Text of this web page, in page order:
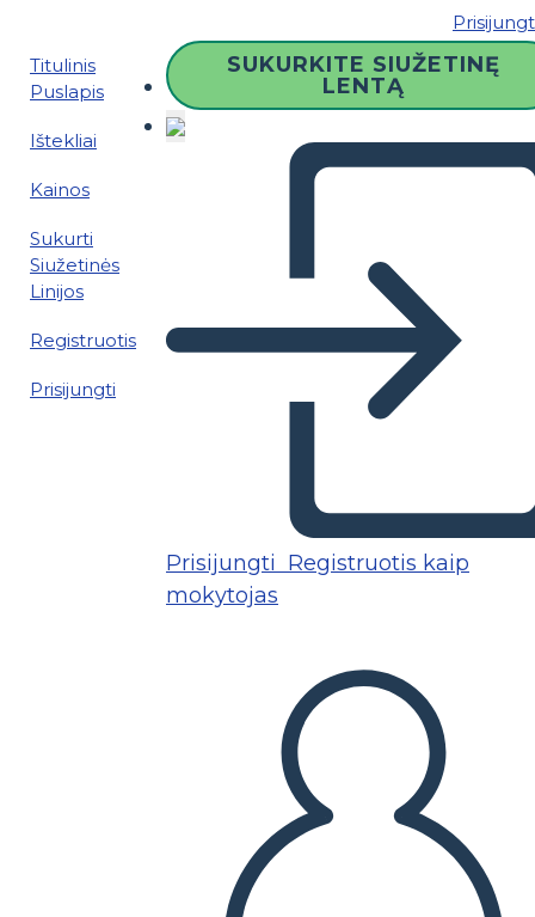
Titulinis
Puslapis
Ištekliai
Kainos
Sukurti
Siužetinės
Linijos
Registruotis
Prisijungti
SUKURKITE SIUŽETINĘ
LENTĄ
Prisijungti Registruotis kaip
mokytojas